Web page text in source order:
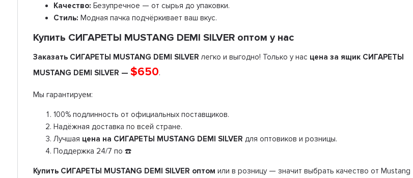
Качество: Безупречное — от сырья до упаковки.
Стиль: Модная пачка подчёркивает ваш вкус.
Купить СИГАРЕТЫ MUSTANG DEMI SILVER оптом у нас
Заказать СИГАРЕТЫ MUSTANG DEMI SILVER легко и выгодно! Только у нас цена за ящик СИГАРЕТЫ
MUSTANG DEMI SILVER —$650.
Мы гарантируем:
100% подлинность от официальных поставщиков.
Надёжная доставка по всей стране.
Лучшая цена на СИГАРЕТЫ MUSTANG DEMI SILVER для оптовиков и розницы.
Поддержка 24/7 по ☎️
Купить СИГАРЕТЫ MUSTANG DEMI SILVER оптом или в розницу — значит выбрать качество от Mustang